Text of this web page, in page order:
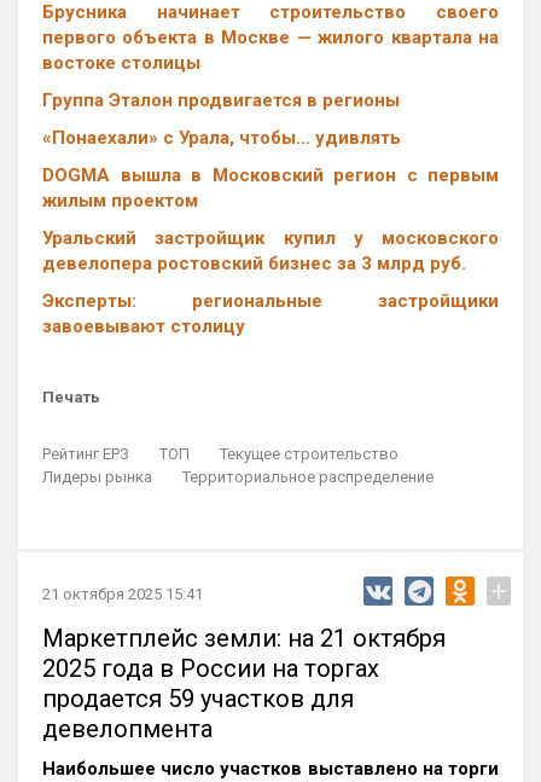
Брусника начинает строительство своего
первого объекта в Москве — жилого квартала на
востоке столицы
Группа Эталон продвигается в регионы
«Понаехали» с Урала, чтобы… удивлять
DOGMA вышла в Московский регион с первым
жилым проектом
Уральский застройщик купил у московского
девелопера ростовский бизнес за 3 млрд руб.
Эксперты: региональные застройщики
завоевывают столицу
Печать
Рейтинг ЕРЗ ТОП
Текущее строительство
Лидеры рынка
Территориальное распределение
21 октября 2025 15:41 +
Маркетплейс земли: на 21 октября
2025 года в России на торгах
продается 59 участков для
девелопмента
Наибольшее число участков выставлено на торги